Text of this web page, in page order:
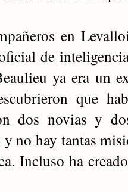
en
de
ya era un
que
dos novias y
y no hay tantas
Incluso ha